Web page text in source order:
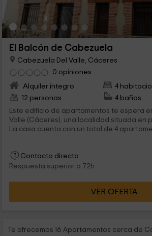
El Balcón de Cabezuela
Cabezuela Del Valle, Cáceres
0 opiniones
Alquiler íntegro
4
12 personas
4 baños
Este edificio de apartamentos te espera
Valle (Cáceres), una localidad situada en
La casa cuenta con un total de 4
impresionantes vistas a las montañas.
Contacto directo
Respuesta superior a 72h
VER OFERTA
Te ofrecemos 16 Apartamentos cerca de